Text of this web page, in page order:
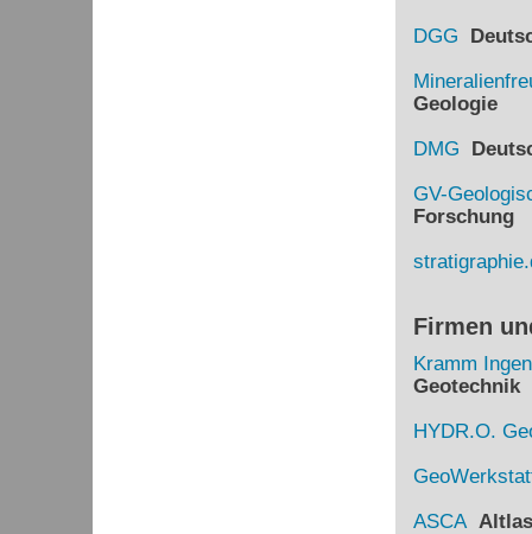
DGG
Geologie
DMG
GV-
Forschung
Firmen
Kramm
Geotechnik
HYDR.O.
ASCA